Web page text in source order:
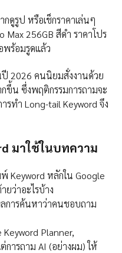
ดูรูป หรือเช็กราคาเล่นๆ
256GB สีดํา ราคาโปร
พร้อมรูดแล้ว
ปี 2026 คนนิยมสั่งงานด้วย
กขึ้น ซึ่งพฤติกรรมการถามจะ
ทำ Long-tail Keyword จึง
มาใช้ในบทความ
Keyword หลักใน Google
ว่าอะไรบ้าง
การค้นหาว่าคนชอบถาม
Keyword Planner,
การถาม AI (อย่างผม) ให้